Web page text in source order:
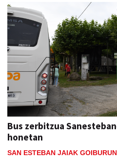
Bus zerbitzua
honetan
SAN ESTEBAN JAIAK